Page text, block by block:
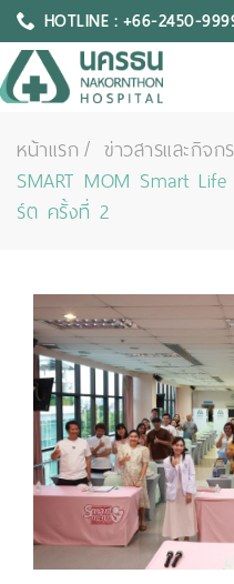
HOTLINE : +66-2450-
หน้าแรก ข่าวสารและกิจก
SMART MOM Smart
ร์ต ครั้งที่ 2